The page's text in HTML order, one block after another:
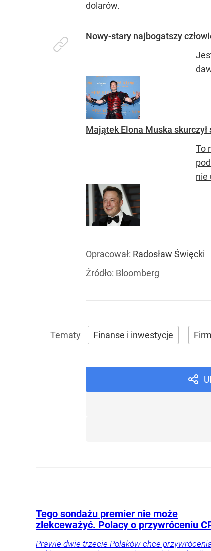
dolarów.
Nowy-stary najbogatszy
Majątek Elona Muska
To
nie
Opracował: Radosław Święcki
Źródło: Bloomberg
Finanse i inwestycje
Tego sondażu premier nie może
zlekceważyć. Polacy o przywróceniu
Prawie dwie trzecie Polaków chce